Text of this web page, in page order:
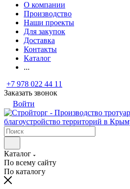
О компании
Производство
Наши проекты
Для закупок
Доставка
Контакты
Каталог
...
+7 978 022 44 11
Заказать звонок
Войти
Каталог
По всему сайту
По каталогу